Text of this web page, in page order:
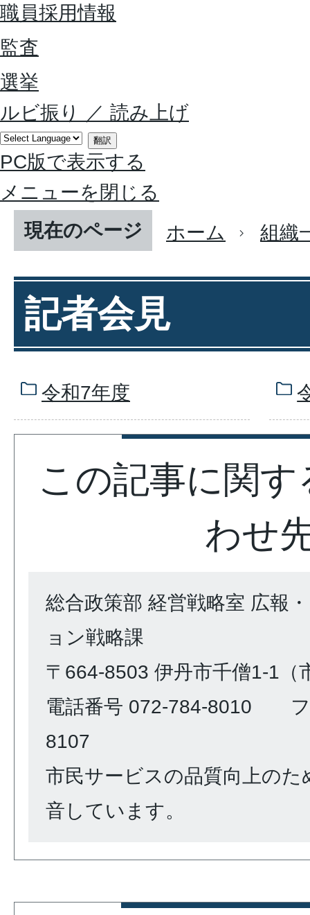
職員採用情報
監査
選挙
ルビ振り
／ 読み上げ
翻訳
PC版で表示する
メニューを閉じる
現在のページ
ホーム 組織
記者会見
令和7年度
この記事に関
わせ
総合政策部 経営戦略室 広報
ョン戦略課
〒664-8503 伊丹市千僧1-1（
電話番号 072-784-8010 フ
8107
市民サービスの品質向上のた
音しています。